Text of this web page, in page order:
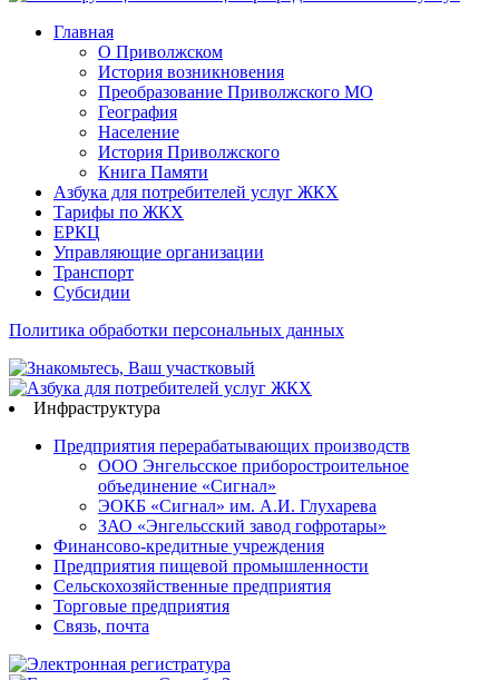
Главная
О Приволжском
История возникновения
Преобразование Приволжского МО
География
Население
История Приволжского
Книга Памяти
Азбука для потребителей услуг ЖКХ
Тарифы по ЖКХ
ЕРКЦ
Управляющие организации
Транспорт
Субсидии
Политика обработки персональных данных
Инфраструктура
Предприятия перерабатывающих производств
ООО Энгельсское приборостроительное
объединение «Сигнал»
ЭОКБ «Сигнал» им. А.И. Глухарева
ЗАО «Энгельсский завод гофротары»
Финансово-кредитные учреждения
Предприятия пищевой промышленности
Сельскохозяйственные предприятия
Торговые предприятия
Связь, почта